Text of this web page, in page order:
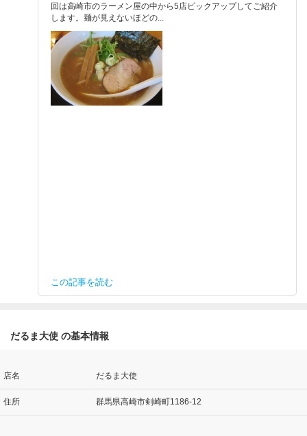
回は高崎市のラーメン屋の中から5店ピックアップしてご紹介
します。麺が見えないほどの...
この記事を読む
だるま大使 の基本情報
店名 だるま大使
住所 群馬県高崎市剣崎町1186-12